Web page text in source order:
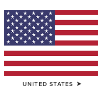
UNITED STATES